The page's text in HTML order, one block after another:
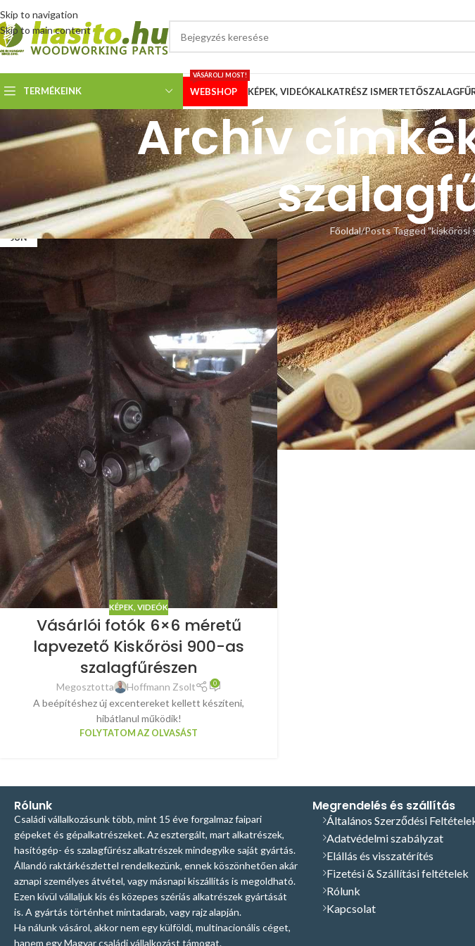
Skip to navigation
Skip to main content
TERMÉKEINK WEBSHOP
VÁSÁROLJ MOST!
KÉPEK, VIDEÓKALKATRÉSZ ISMERTETŐ
Archív
Főoldal Posts Tagged "kiskőrösi
04
JÚN
KÉPEK, VIDEÓK
Vásárlói fotók 6×6 méretű
lapvezető Kiskőrösi 900-as
szalagfűrészen
Megosztotta Hoffmann Zsolt 0
A beépítéshez új excentereket kellett készíteni,
hibátlanul működik!
FOLYTATOM AZ OLVASÁST
Rólunk
Családi vállalkozásunk több, mint 15 éve forgalmaz faipari
gépeket és gépalkatrészeket. Az esztergált, mart alkatrészek,
hasítógép- és szalagfűrész alkatrészek mindegyike saját gyártás.
Állandó raktárkészlettel rendelkezünk, ennek köszönhetően akár
aznapi személyes átvétel, vagy másnapi kiszállítás is megoldható.
Ezen kívül vállaljuk kis és közepes szériás alkatrészek gyártását
is. A gyártás történhet mintadarab, vagy rajz alapján.
Ha nálunk vásárol, akkor nem egy külföldi, multinacionális céget,
hanem egy Magyar családi vállalkozást támogat.
Megrendelés és szállítás
Általános Szerződési
Adatvédelmi szabályzat
Elállás és visszatérítés
Fizetési & Szállítási feltételek
Rólunk
Kapcsolat